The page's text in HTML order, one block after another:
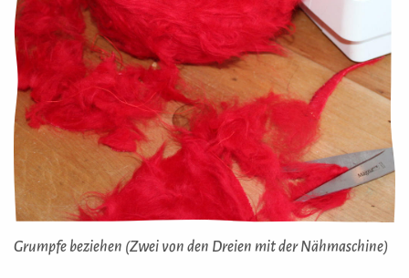
Grumpfe beziehen (Zwei von den Dreien mit der Nähmaschine)